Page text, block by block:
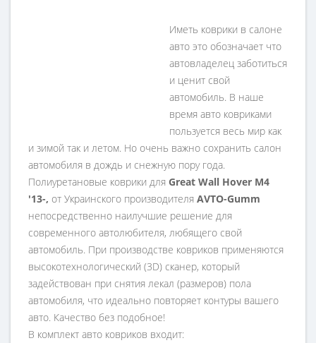
Иметь коврики в салоне
авто это обозначает что
автовладелец заботиться
и ценит свой
автомобиль. В наше
время авто ковриками
пользуется весь мир как
и зимой так и летом. Но очень важно сохранить салон
автомобиля в дождь и снежную пору года.
Полиуретановые коврики для Great Wall Hover M4
'13-, от Украинского производителя AVTO-Gumm
непосредственно наилучшие решение для
современного автолюбителя, любящего свой
автомобиль. При производстве ковриков применяются
высокотехнологический (3D) сканер, который
задействован при снятия лекал (размеров) пола
автомобиля, что идеально повторяет контуры вашего
авто. Качество без подобное!
В комплект авто ковриков входит: